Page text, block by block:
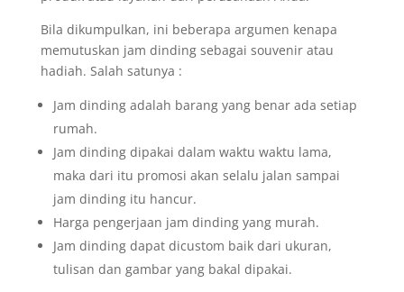
Bila dikumpulkan, ini beberapa argumen kenapa
memutuskan jam dinding sebagai souvenir atau
hadiah. Salah satunya :
Jam dinding adalah barang yang benar ada setiap
rumah.
Jam dinding dipakai dalam waktu waktu lama,
maka dari itu promosi akan selalu jalan sampai
jam dinding itu hancur.
Harga pengerjaan jam dinding yang murah.
Jam dinding dapat dicustom baik dari ukuran,
tulisan dan gambar yang bakal dipakai.